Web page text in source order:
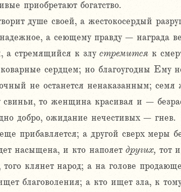
приобретают богатство.
душе своей, а жестокосердый
а сеющему правду – награда
а стремящийся к злу стремится к
сердцем; но благоугодны Ему
не останется ненаказанным; семя
свиньи, то женщина красивая и –
добро, ожидание нечестивых – гнев.
еще прибавляется; а другой сверх меры
насыщена, и кто напояет других, тот
того клянет народ; а на голове
благоволения; а кто ищет зла, к